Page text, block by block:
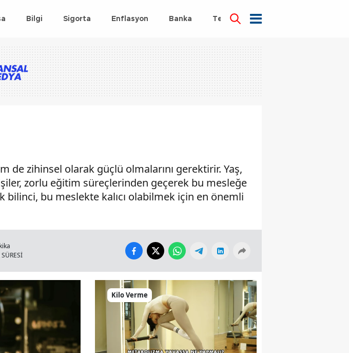
Bilgi Sigorta Enflasyon Banka Teknoloji
de zihinsel olarak güçlü olmalarını gerektirir. Yaş,
zorlu eğitim süreçlerinden geçerek bu mesleğe
bu meslekte kalıcı olabilmek için en önemli
Kilo Verme